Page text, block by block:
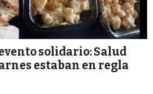
solidario: Salud
estaban en regla